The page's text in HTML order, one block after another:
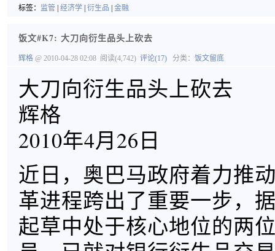
标签： 监管 经济学 衍生品 金融
饭文#K7: 大刀向衍生品头上砍去
辉格 @ 2010-04-28 02:08 阅读(4,742) 评论(17) 分类： 饭文留底
大刀向衍生品头上砍去
辉格
2010年4月26日
近日，奥巴马政府着力推
革进程跨出了重要一步，
起草中处于核心地位的两